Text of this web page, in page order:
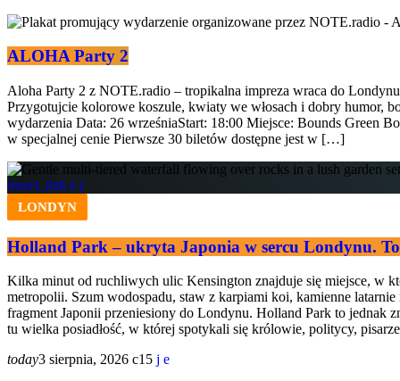
ALOHA Party 2
Aloha Party 2 z NOTE.radio – tropikalna impreza wraca do
Przygotujcie kolorowe koszule, kwiaty we włosach i dobry humor,
wydarzenia Data: 26 wrześniaStart: 18:00 Miejsce: Bounds Green
w specjalnej cenie Pierwsze 30 biletów dostępne jest w […]
insert_link
LONDYN
Holland Park – ukryta Japonia w sercu Londynu. To
Kilka minut od ruchliwych ulic Kensington znajduje się miejsce, w
metropolii. Szum wodospadu, staw z karpiami koi, kamienne
fragment Japonii przeniesiony do Londynu. Holland Park to jednak
tu wielka posiadłość, w której spotykali się królowie, politycy,
today3 sierpnia, 2026
15